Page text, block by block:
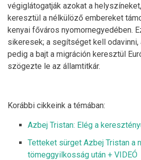
végiglátogatják azokat a
keresztül a nélkülöző embereket
kenyai főváros nyomornegyedében.
sikeresek; a segítséget kell odavinni,
pedig a bajt a migráción keresztül
szögezte le az államtitkár.
Korábbi cikkeink a témában:
Azbej Tristan: Elég a
Tetteket sürget Azbej Tristan a
tömeggyilkosság után + VIDEÓ